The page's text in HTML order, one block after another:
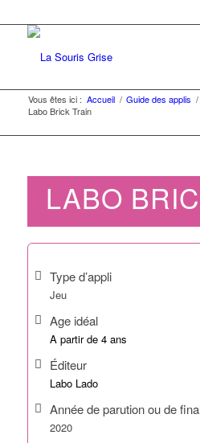
Vous êtes ici : Accueil / Guide des applis /
Labo Brick Train
LABO
Type d’appli
Jeu
Age idéal
A partir de 4 ans
Éditeur
Labo Lado
Année de parution ou de
2020